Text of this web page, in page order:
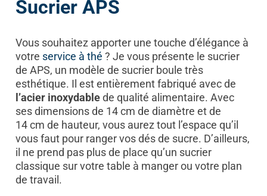
Sucrier APS
Vous souhaitez apporter une touche d’élégance à
votre service à thé ? Je vous présente le sucrier
de APS, un modèle de sucrier boule très
esthétique. Il est entièrement fabriqué avec de
l’acier inoxydablede qualité alimentaire. Avec
ses dimensions de 14 cm de diamètre et de
14 cm de hauteur, vous aurez tout l’espace qu’il
vous faut pour ranger vos dés de sucre. D’ailleurs,
il ne prend pas plus de place qu’un sucrier
classique sur votre table à manger ou votre plan
de travail.